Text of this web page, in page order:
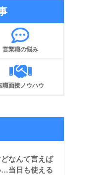
営業職の悩み
職面接ノウハウ
なんて言えば
…当日も使える